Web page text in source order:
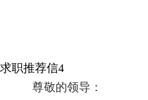
求职推荐信4
尊敬的领导：